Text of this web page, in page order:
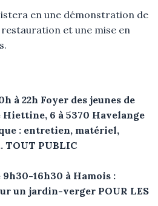
en une démonstration de
et une mise en
à 22h Foyer des jeunes de
Hiettine, 6 à 5370 Havelange
: entretien, matériel,
TOUT PUBLIC
9h30-16h30 à Hamois :
un jardin-verger POUR LES